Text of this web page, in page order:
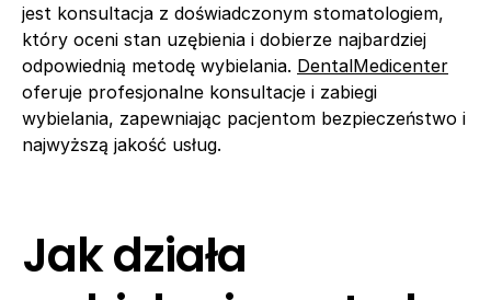
jest konsultacja z doświadczonym stomatologiem,
który oceni stan uzębienia i dobierze najbardziej
odpowiednią metodę wybielania. DentalMedicenter
oferuje profesjonalne konsultacje i zabiegi
wybielania, zapewniając pacjentom bezpieczeństwo i
najwyższą jakość usług.
Jak działa